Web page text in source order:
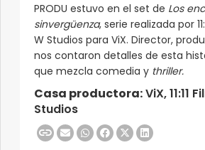
PRODU estuvo en el set de Los
sinvergüenza, serie realizada por
W Studios para ViX. Director,
nos contaron detalles de esta
que mezcla comedia y thriller.
Casa productora:ViX, 11:11
Studios